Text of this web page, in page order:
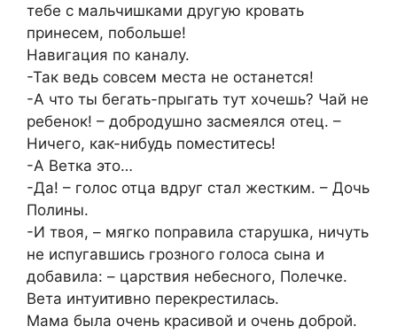
тебе с мальчишками другую кровать
принесем, побольше!
Навигация по каналу.
-Так ведь совсем места не останется!
-А что ты бегать-прыгать тут хочешь? Чай не
ребенок! – добродушно засмеялся отец. –
Ничего, как-нибудь поместитесь!
-А Ветка это…
-Да! – голос отца вдруг стал жестким. – Дочь
Полины.
-И твоя, – мягко поправила старушка, ничуть
не испугавшись грозного голоса сына и
добавила: – царствия небесного, Полечке.
Вета интуитивно перекрестилась.
Мама была очень красивой и очень доброй.